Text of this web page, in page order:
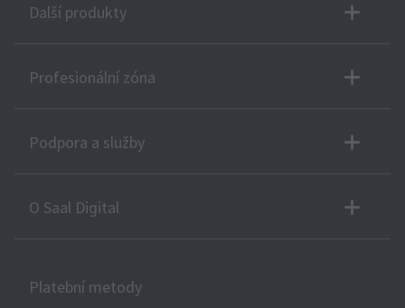
Další produkty
Profesionální zóna
Podpora a služby
O Saal Digital
Platební metody